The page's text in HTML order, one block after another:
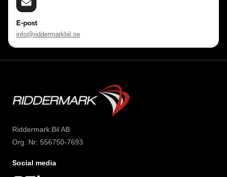
E-post
info@riddermarkbil.se
Riddermark Bil AB
Org. Nr: 556750-7693
Social media